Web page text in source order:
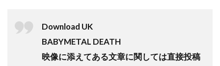
Download UK
BABYMETAL DEATH
映像に添えてある文章に関しては直接投稿